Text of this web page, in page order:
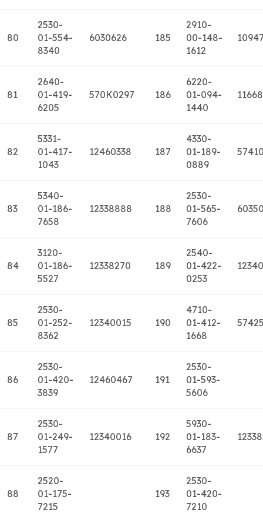
80
2530-
01-554-
8340
6030626 185
2910-
00-148-
1612
81
2640-
01-419-
6205
570K0297 186
6220-
01-094-
1440
82
5331-
01-417-
1043
12460338 187
4330-
01-189-
0889
83
5340-
01-186-
7658
12338888 188
2530-
01-565-
7606
84
3120-
01-186-
5527
12338270 189
2540-
01-422-
0253
85
2530-
01-252-
8362
12340015 190
4710-
01-412-
1668
86
2530-
01-420-
3839
12460467 191
2530-
01-593-
5606
87
2530-
01-249-
1577
12340016 192
5930-
01-183-
6637
88
2520-
01-175-
7215
193
2530-
01-420-
7210